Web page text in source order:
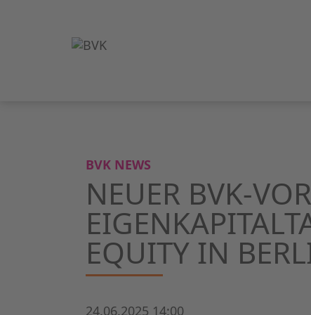
BVK NEWS
NEUER BVK-
EQUITY IN
24.06.2025 14:00